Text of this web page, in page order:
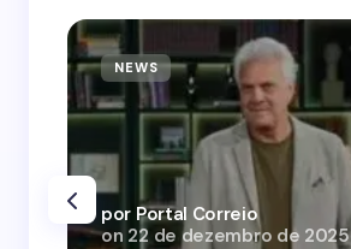
NEWS
por Portal Correio
on 22 de dezembro de 2025